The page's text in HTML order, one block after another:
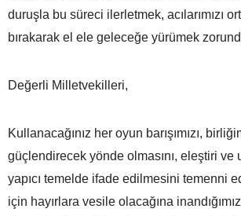
duruşla bu süreci ilerletmek, acılarımızı
bırakarak el ele geleceğe yürümek
Değerli Milletvekilleri,
Kullanacağınız her oyun barışımızı,
güçlendirecek yönde olmasını, eleştiri ve
yapıcı temelde ifade edilmesini temenni
için hayırlara vesile olacağına